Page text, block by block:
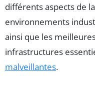
différents aspects de
environnements
ainsi que les
infrastructures
malveillantes.